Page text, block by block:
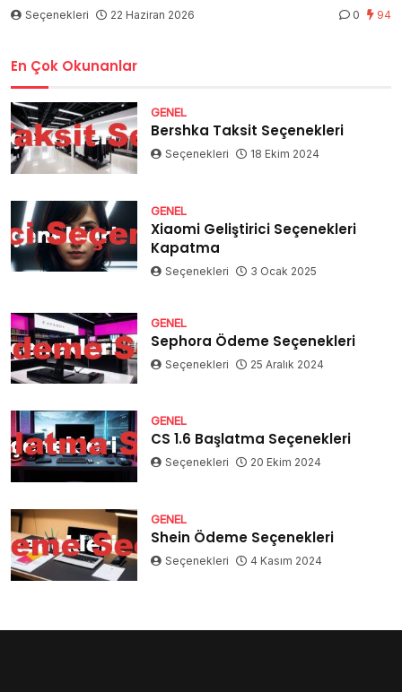
Seçenekleri 22 Haziran 2026 0 94
En Çok Okunanlar
GENEL
Bershka Taksit Seçenekleri
Seçenekleri 18 Ekim 2024
GENEL
Xiaomi Geliştirici Seçenekleri
Kapatma
Seçenekleri 3 Ocak 2025
GENEL
Sephora Ödeme Seçenekleri
Seçenekleri 25 Aralık 2024
GENEL
CS 1.6 Başlatma Seçenekleri
Seçenekleri 20 Ekim 2024
GENEL
Shein Ödeme Seçenekleri
Seçenekleri 4 Kasım 2024